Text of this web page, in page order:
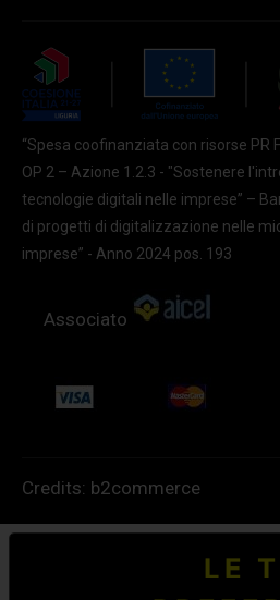
“Spesa coofinanziata con risorse PR
OP 2 – Azione 1.2.3 - "Sostenere
tecnologie digitali nelle imprese” –
di progetti di digitalizzazione nelle
imprese” - Anno 2024 pos. 193
Associato
Credits: b2commerce
LE